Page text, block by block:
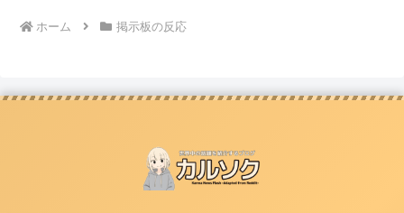
ホーム 掲示板の反応